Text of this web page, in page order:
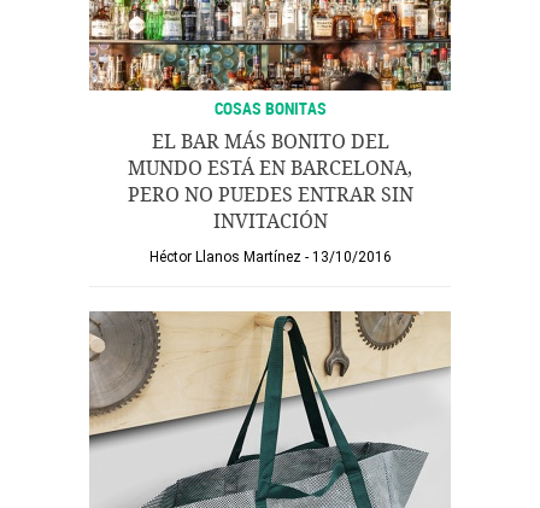
COSAS BONITAS
EL BAR MÁS BONITO DEL
MUNDO ESTÁ EN BARCELONA,
PERO NO PUEDES ENTRAR SIN
INVITACIÓN
Héctor Llanos Martínez 13/10/2016